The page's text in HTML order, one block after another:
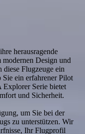
herausragende
Design und
Flugzeuge ein
ein erfahrener Pilot
Explorer Serie bietet
und Sicherheit.
um Sie bei der
zu unterstützen. Wir
Ihr Flugprofil